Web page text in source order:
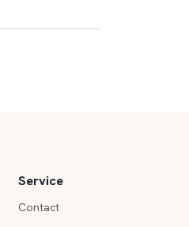
Service
Contact